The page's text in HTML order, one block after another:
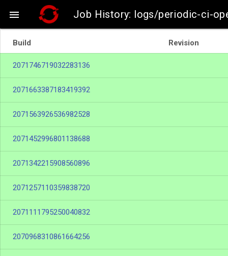
 Job History: logs/periodic-ci-
Build Revision
2071746719032283136
2071663387183419392
2071563926536982528
2071452996801138688
2071342215908560896
2071257110359838720
2071111795250040832
2070968310861664256